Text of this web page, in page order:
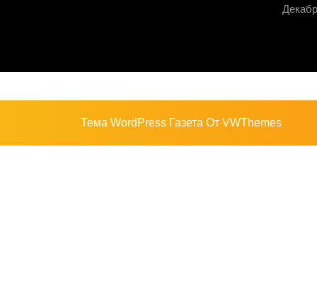
Тема WordPress Газета От VWThemes